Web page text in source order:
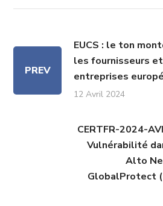
PREV
EUCS : le ton
les fournisseurs et
entreprises
12 Avril 2024
CERTFR-2024-
Vulnérabilité
Alto
GlobalProtect